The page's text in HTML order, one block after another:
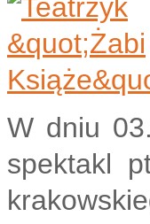
W dniu
spektakl